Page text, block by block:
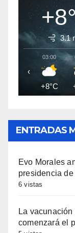
3.1
03:00
+8°C
‹
ENTRADAS
Evo Morales
presidencia
6 vistas
La
comenzará el